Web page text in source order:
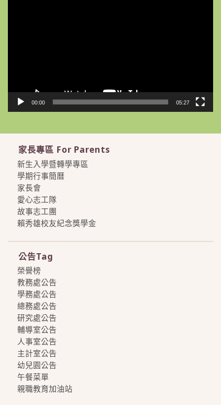
00:00 05:27
家長專區 For Parents
新生入學暨轉學專區
學期行事簡曆
家長會
愛心志工隊
故事志工團
賴秀雄校友紀念獎學金
公告Tag
榮譽榜
教務處公告
學務處公告
總務處公告
研究處公告
輔導室公告
人事室公告
主計室公告
幼兒園公告
午餐菜單
親職教育加油站